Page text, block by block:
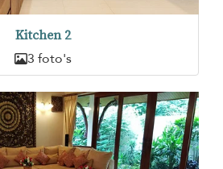
Kitchen 2
3 foto's